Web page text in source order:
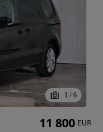
1 / 6
11 800 EUR